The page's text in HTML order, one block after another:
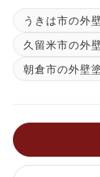
うきは市の外
久留米市の外
朝倉市の外壁